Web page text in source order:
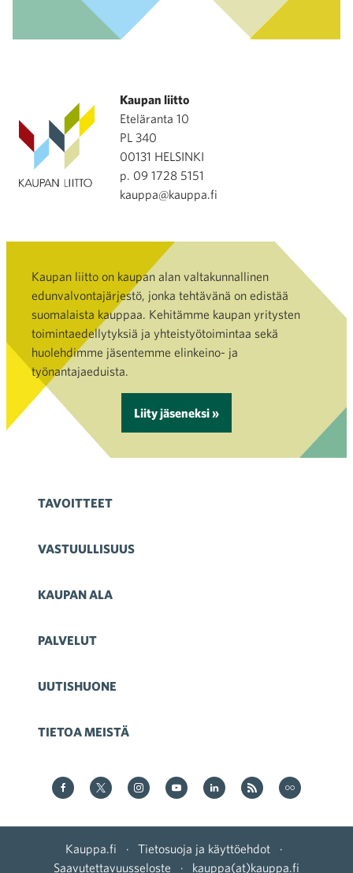
Kaupan liitto
Eteläranta 10
PL 340
00131 HELSINKI
p. 09 1728 5151
kauppa@kauppa.fi
Kaupan liitto on kaupan alan valtakunnallinen
edunvalvontajärjestö, jonka tehtävänä on edistää
suomalaista kauppaa. Kehitämme kaupan yritysten
toimintaedellytyksiä ja yhteistyötoimintaa sekä
huolehdimme jäsentemme elinkeino- ja
työnantajaeduista.
Liity jäseneksi »
TAVOITTEET
VASTUULLISUUS
KAUPAN ALA
PALVELUT
UUTISHUONE
TIETOA MEISTÄ
Kauppa Facebookissa
Kauppa Twitterissä
Kauppa on Instagram
Kauppa YouTubesssa
Kauppa LinkedInissä
Kauppa on RSS
Kauppa.fi · Tietosuoja ja käyttöehdot
·
Saavutettavuusseloste
· kauppa(at)kauppa.fi